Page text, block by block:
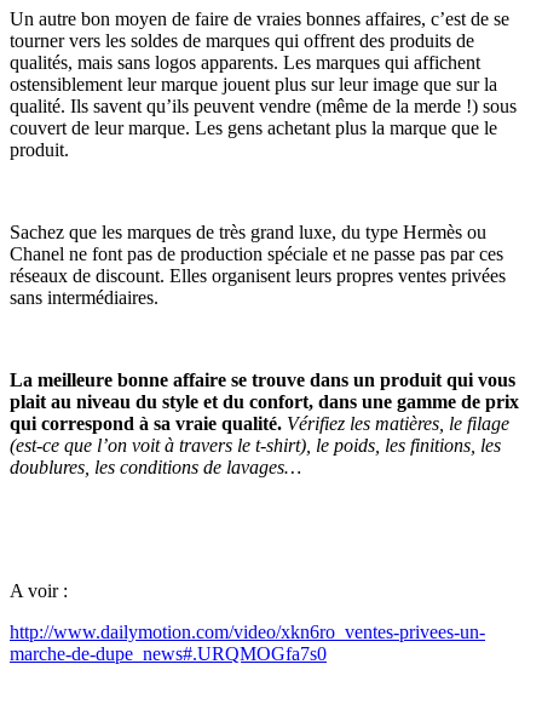
Un autre bon moyen de faire de vraies bonnes affaires, c’est de se
tourner vers les soldes de marques qui offrent des produits de
qualités, mais sans logos apparents. Les marques qui affichent
ostensiblement leur marque jouent plus sur leur image que sur la
qualité. Ils savent qu’ils peuvent vendre (même de la merde !) sous
couvert de leur marque. Les gens achetant plus la marque que le
produit.
Sachez que les marques de très grand luxe, du type Hermès ou
Chanel ne font pas de production spéciale et ne passe pas par ces
réseaux de discount. Elles organisent leurs propres ventes privées
sans intermédiaires.
La meilleure bonne affaire se trouve dans un produit qui vous
plait au niveau du style et du confort, dans une gamme de prix
qui correspond à sa vraie qualité. Vérifiez les matières, le filage
(est-ce que l’on voit à travers le t-shirt), le poids, les finitions, les
doublures, les conditions de lavages…
A voir :
http://www.dailymotion.com/video/xkn6ro_ventes-privees-un-
marche-de-dupe_news#.URQMOGfa7s0